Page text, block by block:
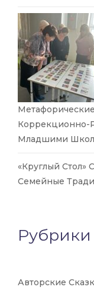
Коррекционно-
Младшими
«Круглый Стол»
Семейные
Рубрики
Авторские